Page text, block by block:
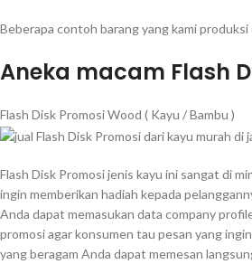
Beberapa contoh barang yang kami
Aneka macam Flash
Flash Disk Promosi Wood ( Kayu / Bambu )
Flash Disk Promosi jenis kayu ini sangat di
ingin memberikan hadiah kepada
Anda dapat memasukan data company
promosi agar konsumen tau pesan yang
yang beragam Anda dapat memesan